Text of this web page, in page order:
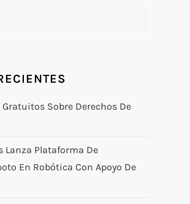
Sobre Derechos De
Lanza Plataforma De
En Robótica Con Apoyo De